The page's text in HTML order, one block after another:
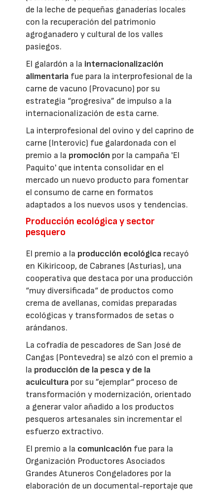
de la leche de pequeñas ganaderías locales
con la recuperación del patrimonio
agroganadero y cultural de los valles
pasiegos.
El galardón a la internacionalización
alimentaria fue para la interprofesional de la
carne de vacuno (Provacuno) por su
estrategia “progresiva” de impulso a la
internacionalización de esta carne.
La interprofesional del ovino y del caprino de
carne (Interovic) fue galardonada con el
premio a la promoción por la campaña 'El
Paquito' que intenta consolidar en el
mercado un nuevo producto para fomentar
el consumo de carne en formatos
adaptados a los nuevos usos y tendencias.
Producción ecológica y sector
pesquero
El premio a la producción ecológica recayó
en Kikiricoop, de Cabranes (Asturias), una
cooperativa que destaca por una producción
“muy diversificada“ de productos como
crema de avellanas, comidas preparadas
ecológicas y transformados de setas o
arándanos.
La cofradía de pescadores de San José de
Cangas (Pontevedra) se alzó con el premio a
la producción de la pesca y de la
acuicultura por su ”ejemplar“ proceso de
transformación y modernización, orientado
a generar valor añadido a los productos
pesqueros artesanales sin incrementar el
esfuerzo extractivo.
El premio a la comunicación fue para la
Organización Productores Asociados
Grandes Atuneros Congeladores por la
elaboración de un documental-reportaje que